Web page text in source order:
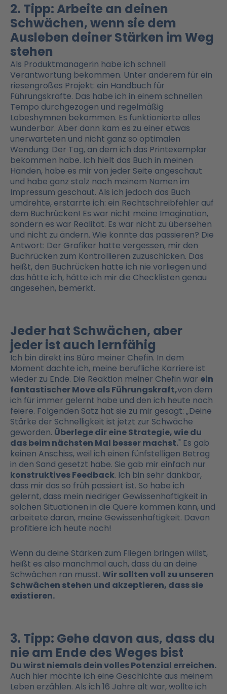
2. Tipp: Arbeite an deinen
Schwächen, wenn sie dem
Ausleben deiner Stärken im Weg
stehen
Als Produktmanagerin habe ich schnell
Verantwortung bekommen. Unter anderem für ein
riesengroßes Projekt: ein Handbuch für
Führungskräfte. Das habe ich in einem schnellen
Tempo durchgezogen und regelmäßig
Lobeshymnen bekommen. Es funktionierte alles
wunderbar. Aber dann kam es zu einer etwas
unerwarteten und nicht ganz so optimalen
Wendung: Der Tag, an dem ich das Printexemplar
bekommen habe. Ich hielt das Buch in meinen
Händen, habe es mir von jeder Seite angeschaut
und habe ganz stolz nach meinem Namen im
Impressum geschaut. Als ich jedoch das Buch
umdrehte, erstarrte ich: ein Rechtschreibfehler auf
dem Buchrücken! Es war nicht meine Imagination,
sondern es war Realität. Es war nicht zu übersehen
und nicht zu ändern. Wie konnte das passieren? Die
Antwort: Der Grafiker hatte vergessen, mir den
Buchrücken zum Kontrollieren zuzuschicken. Das
heißt, den Buchrücken hatte ich nie vorliegen und
das hätte ich, hätte ich mir die Checklisten genau
angesehen, bemerkt.
Jeder hat Schwächen, aber
jeder ist auch lernfähig
Ich bin direkt ins Büro meiner Chefin. In dem
Moment dachte ich, meine berufliche Karriere ist
wieder zu Ende. Die Reaktion meiner Chefin war ein
fantastischer Move als Führungskraft,von dem
ich für immer gelernt habe und den ich heute noch
feiere. Folgenden Satz hat sie zu mir gesagt: „Deine
Stärke der Schnelligkeit ist jetzt zur Schwäche
geworden. Überlege dir eine Strategie, wie du
das beim nächsten Mal besser machst." Es gab
keinen Anschiss, weil ich einen fünfstelligen Betrag
in den Sand gesetzt habe. Sie gab mir einfach nur
konstruktives Feedback. Ich bin sehr dankbar,
dass mir das so früh passiert ist. So habe ich
gelernt, dass mein niedriger Gewissenhaftigkeit in
solchen Situationen in die Quere kommen kann, und
arbeitete daran, meine Gewissenhaftigkeit. Davon
profitiere ich heute noch!
Wenn du deine Stärken zum Fliegen bringen willst,
heißt es also manchmal auch, dass du an deine
Schwächen ran musst. Wir sollten voll zu unseren
Schwächen stehen und akzeptieren, dass sie
existieren.
3. Tipp: Gehe davon aus, dass du
nie am Ende des Weges bist
Du wirst niemals dein volles Potenzial erreichen.
Auch hier möchte ich eine Geschichte aus meinem
Leben erzählen. Als ich 16 Jahre alt war, wollte ich